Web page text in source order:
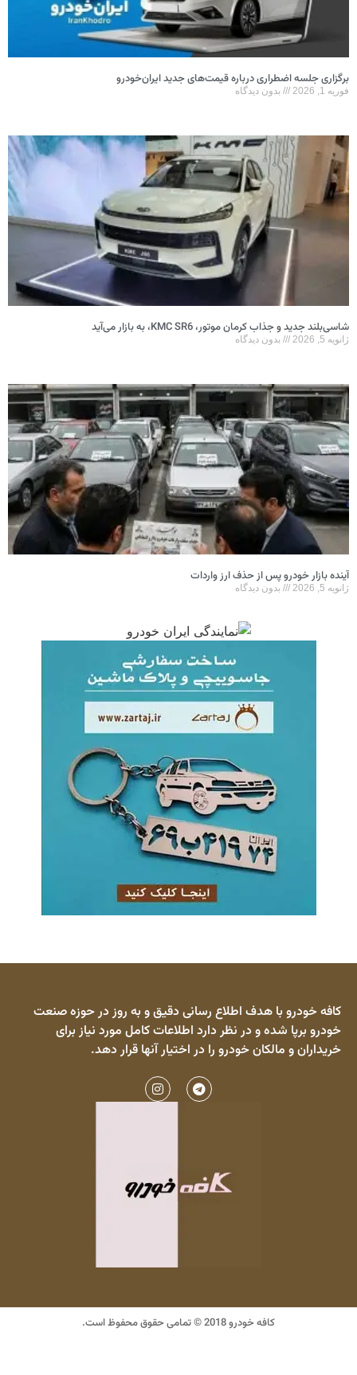
برگزاری جلسه اضطراری درباره قیمت‌های جدید ایران‌خودرو
فوریه 1, 2026 بدون دیدگاه
شاسی‌بلند جدید و جذاب کرمان موتور، KMC SR6، به بازار می‌آید
ژانویه 5, 2026 بدون دیدگاه
آینده بازار خودرو پس از حذف ارز واردات
ژانویه 5, 2026 بدون دیدگاه
کافه خودرو با هدف اطلاع رسانی دقیق و به روز در حوزه صنعت
خودرو برپا شده و در نظر دارد اطلاعات کامل مورد نیاز برای
خریداران و مالکان خودرو را در اختیار آنها قرار دهد.
کافه خودرو 2018 © تمامی حقوق محفوظ است.